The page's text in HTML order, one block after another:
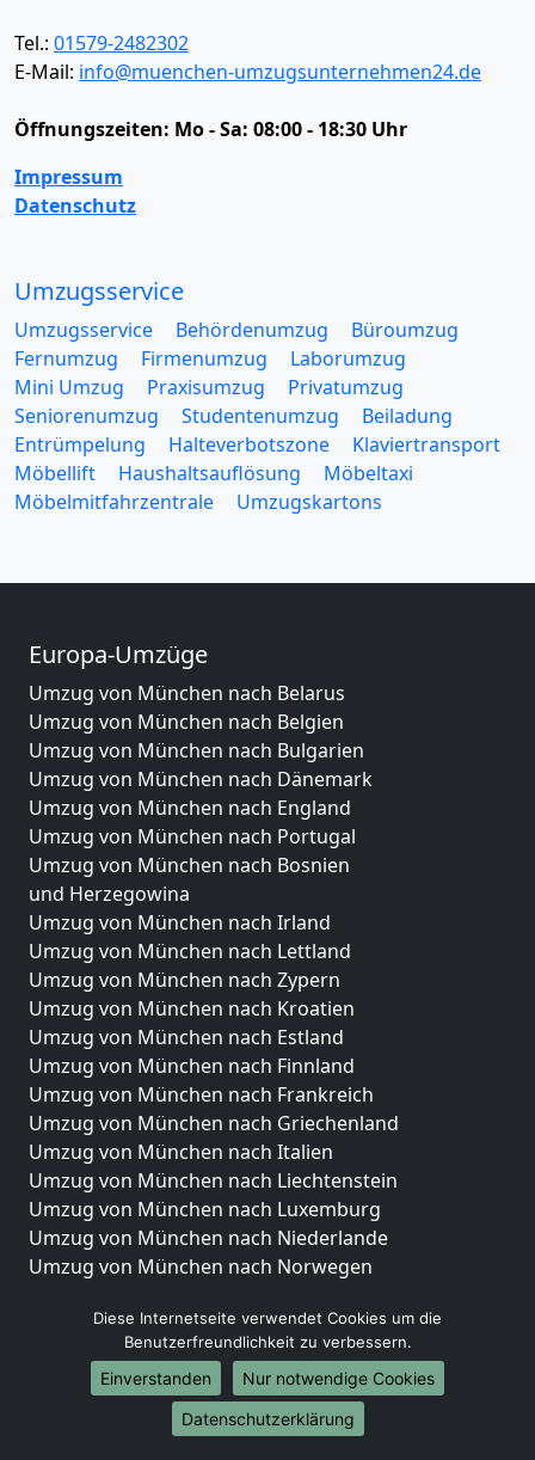
Tel.: 01579-2482302
E-Mail: info@muenchen-umzugsunternehmen24.de
Öffnungszeiten: Mo - Sa: 08:00 - 18:30 Uhr
Impressum
Datenschutz
Umzugsservice
Umzugsservice Behördenumzug
Büroumzug
Fernumzug
Firmenumzug
Laborumzug
Mini Umzug
Praxisumzug
Privatumzug
Seniorenumzug
Studentenumzug
Beiladung
Entrümpelung
Halteverbotszone
Klaviertransport
Möbellift
Haushaltsauflösung
Möbeltaxi
Möbelmitfahrzentrale
Umzugskartons
Europa-Umzüge
Umzug von München nach Belarus
Umzug von München nach Belgien
Umzug von München nach Bulgarien
Umzug von München nach Dänemark
Umzug von München nach England
Umzug von München nach Portugal
Umzug von München nach Bosnien
und Herzegowina
Umzug von München nach Irland
Umzug von München nach Lettland
Umzug von München nach Zypern
Umzug von München nach Kroatien
Umzug von München nach Estland
Umzug von München nach Finnland
Umzug von München nach Frankreich
Umzug von München nach Griechenland
Umzug von München nach Italien
Umzug von München nach Liechtenstein
Umzug von München nach Luxemburg
Umzug von München nach Niederlande
Umzug von München nach Norwegen
Umzüge-Deutschlandweit
Umzug von München nach Berlin
Umzug von München nach Hamburg
Umzug von München nach München
Umzug von München nach Köln
Diese Internetseite verwendet Cookies um die
Benutzerfreundlichkeit zu verbessern.
Einverstanden
Nur notwendige Cookies
Datenschutzerklärung